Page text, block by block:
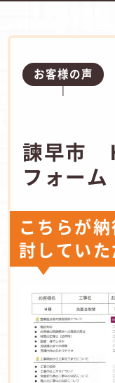
お客様の声
諫早市
フォーム
こちらが
討してい